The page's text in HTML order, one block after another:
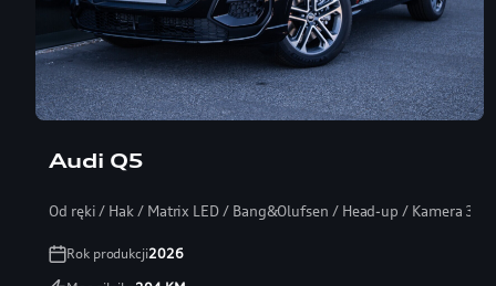
Audi Q5
Od ręki / Hak / Matrix LED / Bang&Olufsen / Head-up / Kamera 360
Rok produkcji2026